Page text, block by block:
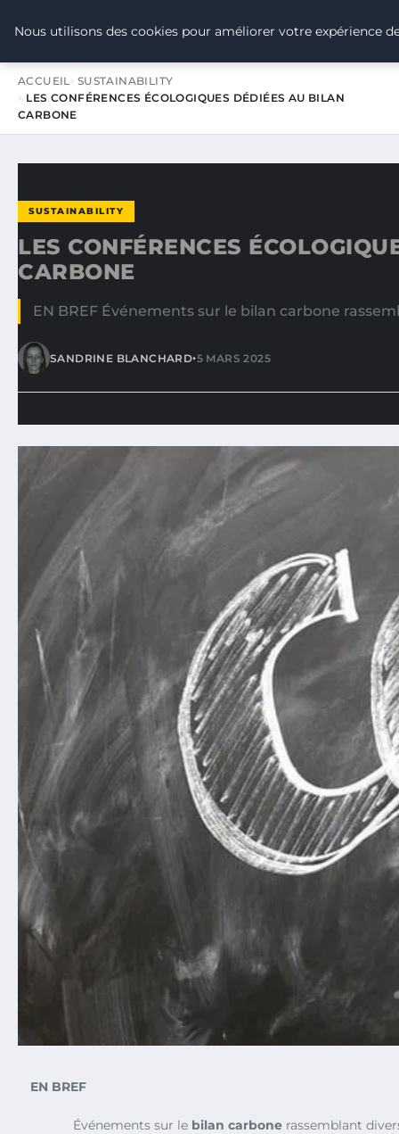
TOUR DE FRANCE POUR LE
ACCUEIL SUSTAINABILITY
LES CONFÉRENCES ÉCOLOGIQUES DÉDIÉES AU BILAN
CARBONE
SUSTAINABILITY
LES CONFÉRENCES
CARBONE
EN BREF Événements sur le bilan carbone
SANDRINE BLANCHARD•5 MARS 2025
EN BREF
Événements sur le bilan carbone rassemblant
Nous utilisons des cookies pour améliorer votre expérience